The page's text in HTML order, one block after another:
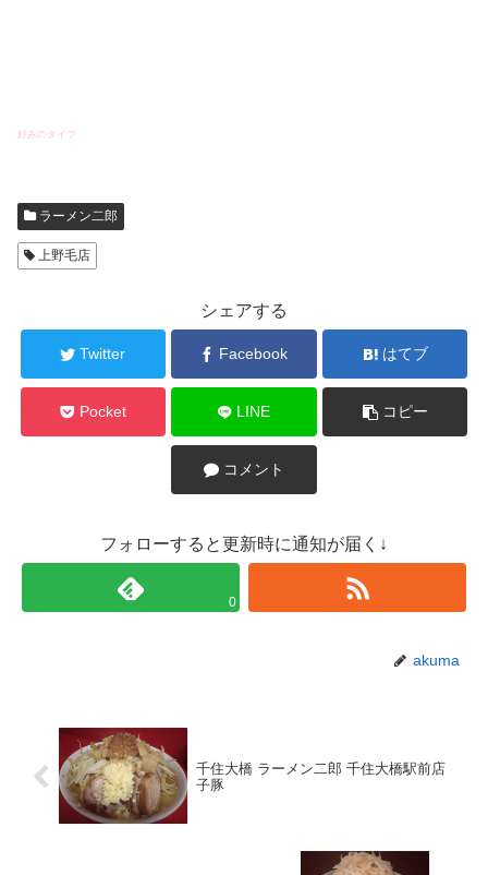
好みのタイプ
ラーメン二郎
上野毛店
シェアする
Twitter Facebook はてブ
Pocket LINE コピー
コメント
フォローすると更新時に通知が届く↓
0
akuma
千住大橋 ラーメン二郎 千住大橋駅前店
子豚